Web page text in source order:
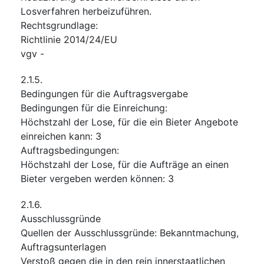
Losverfahren herbeizuführen.
Rechtsgrundlage:
Richtlinie 2014/24/EU
vgv -
2.1.5.
Bedingungen für die Auftragsvergabe
Bedingungen für die Einreichung:
Höchstzahl der Lose, für die ein Bieter Angebote
einreichen kann: 3
Auftragsbedingungen:
Höchstzahl der Lose, für die Aufträge an einen
Bieter vergeben werden können: 3
2.1.6.
Ausschlussgründe
Quellen der Ausschlussgründe: Bekanntmachung,
Auftragsunterlagen
Verstoß gegen die in den rein innerstaatlichen